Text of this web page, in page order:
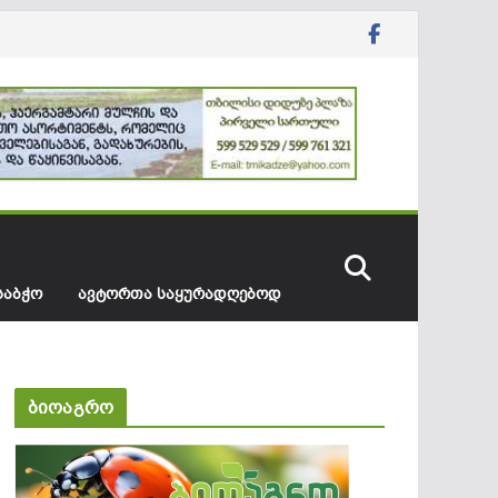
ᲐᲕᲢᲝᲠᲗᲐ ᲡᲐᲧᲣᲠᲐᲓᲦᲔᲑᲝᲓ
ბიოაგრო